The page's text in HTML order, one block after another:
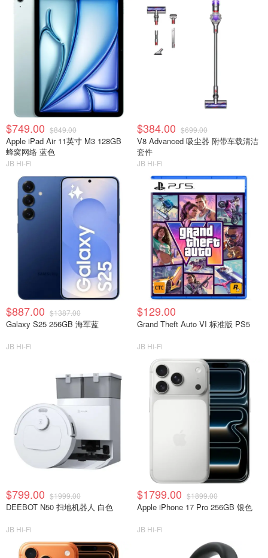
$749.00 $849.00
Apple iPad Air 11英寸 M3 128GB
蜂窝网络 蓝色
JB Hi-Fi
$384.00 $699.00
V8 Advanced 吸尘器 附带车载清洁
套件
JB Hi-Fi
$887.00 $1387.00
Galaxy S25 256GB 海军蓝
JB Hi-Fi
$129.00
Grand Theft Auto VI 标准版 PS5
JB Hi-Fi
$799.00 $1999.00
DEEBOT N50 扫地机器人 白色
JB Hi-Fi
$1799.00 $1899.00
Apple iPhone 17 Pro 256GB 银色
JB Hi-Fi